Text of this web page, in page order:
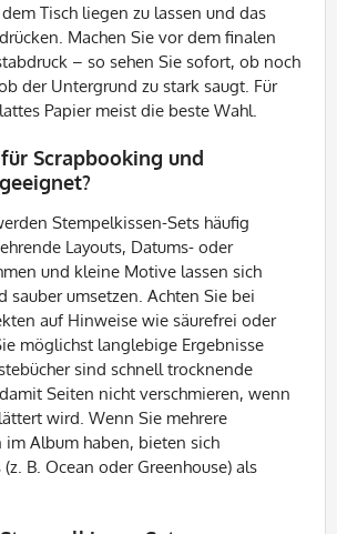
Tisch liegen zu lassen und das
Machen Sie vor dem finalen
– so sehen Sie sofort, ob noch
der Untergrund zu stark saugt. Für
Papier meist die beste Wahl.
Scrapbooking und
Stempelkissen-Sets häufig
Layouts, Datums- oder
und kleine Motive lassen sich
sauber umsetzen. Achten Sie bei
auf Hinweise wie säurefrei oder
möglichst langlebige Ergebnisse
sind schnell trocknende
Seiten nicht verschmieren, wenn
wird. Wenn Sie mehrere
im Album haben, bieten sich
B. Ocean oder Greenhouse) als